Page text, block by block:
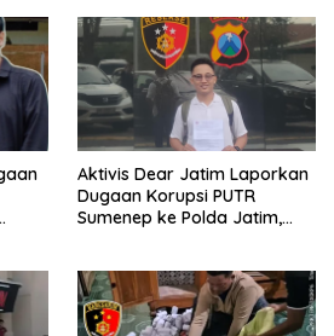
Aktivis Dear Jatim Laporkan
Dugaan Korupsi PUTR
Sumenep ke Polda Jatim,